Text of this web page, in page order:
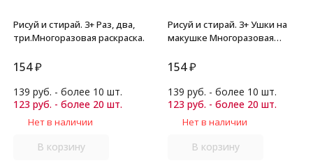
Рисуй и стирай. 3+ Раз, два,
три.Многоразовая раскраска.
154₽
139 руб. - более 10 шт.
123 руб. - более 20 шт.
Нет в наличии
В корзину
Рисуй и стирай. 3+ Ушки на
макушке Многоразовая
154₽
139 руб. - более 10 шт.
123 руб. - более 20 шт.
Нет в наличии
В корзину